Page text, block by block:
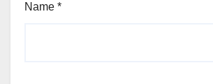
Name *